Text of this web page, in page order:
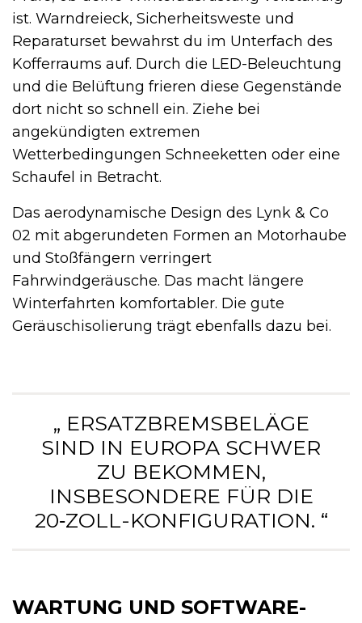
ist. Warndreieck, Sicherheitsweste und
Reparaturset bewahrst du im Unterfach des
Kofferraums auf. Durch die LED-Beleuchtung
und die Belüftung frieren diese Gegenstände
dort nicht so schnell ein. Ziehe bei
angekündigten extremen
Wetterbedingungen Schneeketten oder eine
Schaufel in Betracht.
Das aerodynamische Design des Lynk & Co
02 mit abgerundeten Formen an Motorhaube
und Stoßfängern verringert
Fahrwindgeräusche. Das macht längere
Winterfahrten komfortabler. Die gute
Geräuschisolierung trägt ebenfalls dazu bei.
„ ERSATZBREMSBELÄGE
SIND IN EUROPA SCHWER
ZU BEKOMMEN,
INSBESONDERE FÜR DIE
20‑ZOLL-KONFIGURATION. “
WARTUNG UND SOFTWARE-